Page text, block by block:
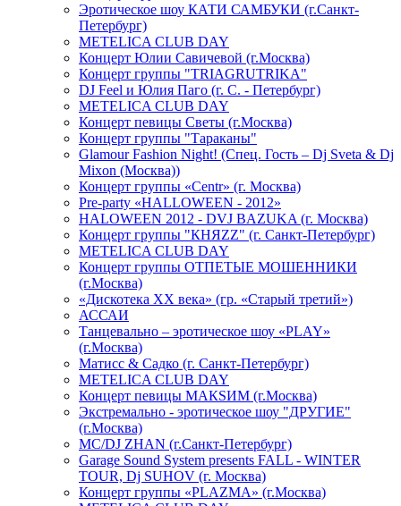
Эротическое шоу КАТИ САМБУКИ (г.Санкт-
Петербург)
METELICA CLUB DAY
Концерт Юлии Савичевой (г.Москва)
Концерт группы "TRIAGRUTRIKA"
DJ Feel и Юлия Паго (г. С. - Петербург)
METELICA CLUB DAY
Концерт певицы Светы (г.Москва)
Концерт группы "Тараканы"
Glamour Fashion Night! (Спец. Гость – Dj Sveta & Dj
Mixon (Москва))
Концерт группы «Centr» (г. Москва)
Pre-party «HALLOWEEN - 2012»
HALOWEEN 2012 - DVJ BAZUKA (г. Москва)
Концерт группы "КНЯZZ" (г. Санкт-Петербург)
METELICA CLUB DAY
Концерт группы ОТПЕТЫЕ МОШЕННИКИ
(г.Москва)
«Дискотека ХХ века» (гр. «Старый третий»)
АССАИ
Танцевально – эротическое шоу «PLAY»
(г.Москва)
Матисс & Садко (г. Санкт-Петербург)
METELICA CLUB DAY
Концерт певицы МАКSИМ (г.Москва)
Экстремально - эротическое шоу "ДРУГИЕ"
(г.Москва)
МС/DJ ZHAN (г.Санкт-Петербург)
Garage Sound System presents FALL - WINTER
TOUR, Dj SUHOV (г. Москва)
Концерт группы «PLAZMA» (г.Москва)